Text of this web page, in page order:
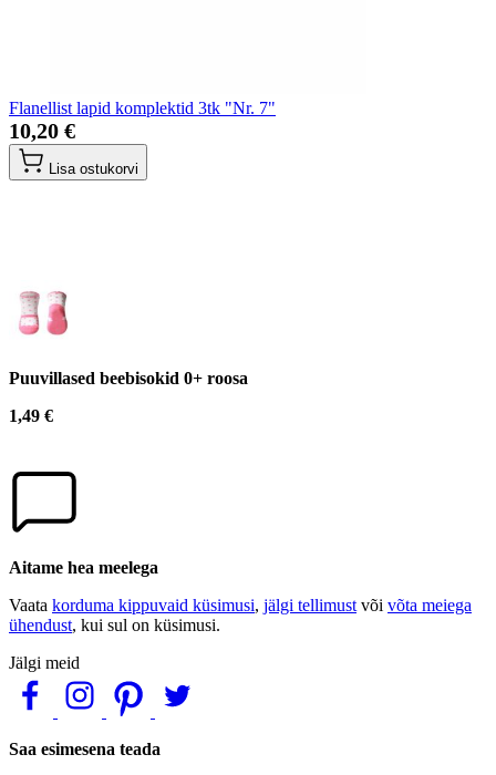
Flanellist lapid komplektid 3tk "Nr. 7"
10,20 €
Lisa ostukorvi
Puuvillased beebisokid 0+ roosa
1,49 €
Aitame hea meelega
Vaata korduma kippuvaid küsimusi, jälgi tellimust või võta meiega
ühendust, kui sul on küsimusi.
Jälgi meid
Saa esimesena teada